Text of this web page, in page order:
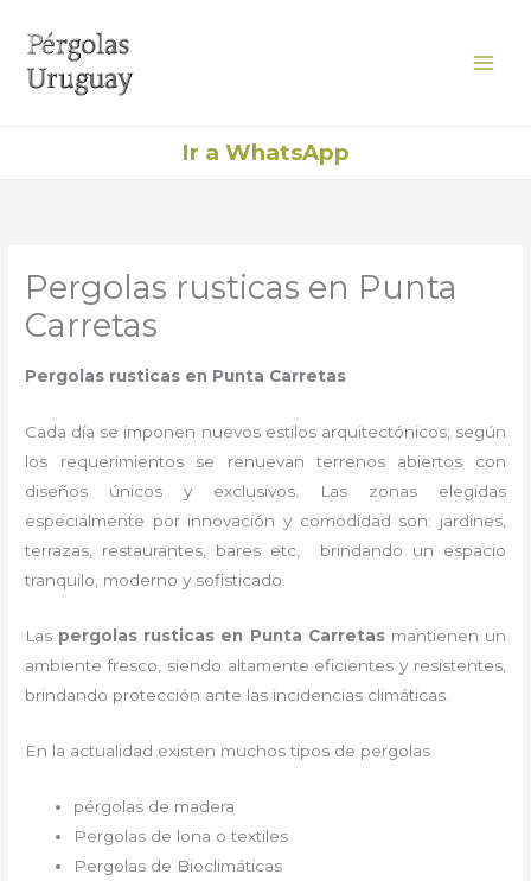
contenido
Ir a WhatsApp
Pergolas rusticas en Punta
Carretas
Pergolas rusticas en Punta Carretas
Cada día se imponen nuevos estilos arquitectónicos; según
los requerimientos se renuevan terrenos abiertos con
diseños únicos y exclusivos. Las zonas elegidas
especialmente por innovación y comodidad son: jardines,
terrazas, restaurantes, bares etc, brindando un espacio
tranquilo, moderno y sofisticado.
Las pergolas rusticas en Punta Carretasmantienen un
ambiente fresco, siendo altamente eficientes y resistentes,
brindando protección ante las incidencias climáticas.
En la actualidad existen muchos tipos de pergolas
pérgolas de madera
Pergolas de lona o textiles
Pergolas de Bioclimáticas